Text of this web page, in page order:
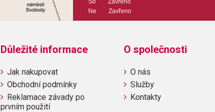
Obsahuje:
Battle of the
MarchHogwarts´
NotebookIntro the
So Zavřeno
Ne Zavřeno
Důležité informace
Jak nakupovat
Obchodní podmínky
Reklamace závady po
prvním použití
O společnosti
O nás
Služby
Kontakty